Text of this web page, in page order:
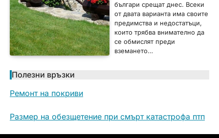
българи срещат днес. Всеки
от двата варианта има своите
предимства и недостатъци,
които трябва внимателно да
се обмислят преди
вземането…
Полезни връзки
Ремонт на покриви
Размер на обезщетение при смърт катастрофа птп